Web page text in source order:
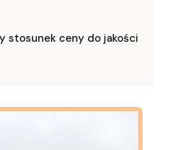
stosunek ceny do jakości